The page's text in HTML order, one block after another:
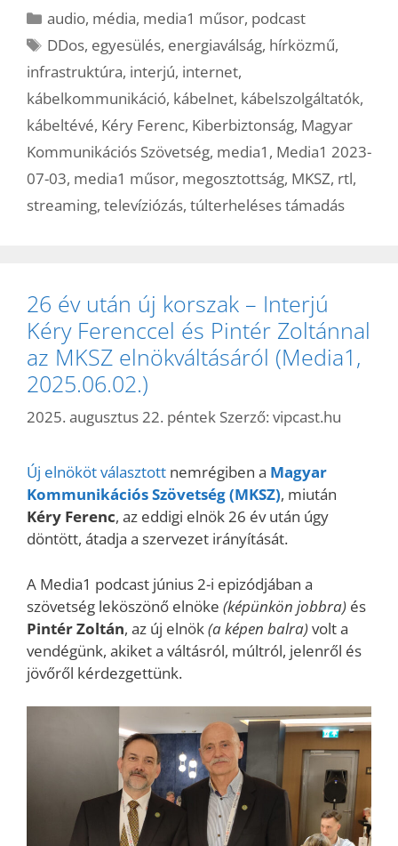
Kategória
audio, média, media1 műsor, podcast
Címkék
DDos, egyesülés, energiaválság, hírközmű,
infrastruktúra, interjú, internet,
kábelkommunikáció, kábelnet, kábelszolgáltatók,
kábeltévé, Kéry Ferenc, Kiberbiztonság, Magyar
Kommunikációs Szövetség, media1 , Media1 2023-
07-03, media1 műsor, megosztottság, MKSZ, rtl,
streaming, televíziózás, túlterheléses támadás
26 év után új korszak – Interjú
Kéry Ferenccel és Pintér Zoltánnal
az MKSZ elnökváltásáról (Media1,
2025.06.02.)
2025. augusztus 22. péntek Szerző: vipcast.hu
Új elnököt választott nemrégiben a Magyar
Kommunikációs Szövetség (MKSZ), miután
Kéry Ferenc, az eddigi elnök 26 év után úgy
döntött, átadja a szervezet irányítását.
A Media1 podcast június 2-i epizódjában a
szövetség leköszönő elnöke (képünkön jobbra) és
Pintér Zoltán, az új elnök(a képen balra)volt a
vendégünk, akiket a váltásról, múltról, jelenről és
jövőről kérdezgettünk.